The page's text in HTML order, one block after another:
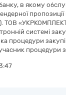
в якому
пропозиції
ТОВ
системі
процедури
процедури